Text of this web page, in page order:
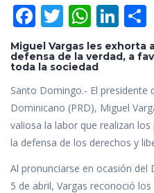
F
ac
e
b
o
o
k
T
w
itt
er
W
h
at
s
A
p
p
Li
n
k
e
dI
n
Miguel Vargas les exhorta
defensa de la verdad, a
toda la sociedad
Santo Domingo.- El presidente
Dominicano (PRD), Miguel
valiosa la labor que realizan
la defensa de los derechos y
Al pronunciarse en ocasión del
5 de abril, Vargas reconoció